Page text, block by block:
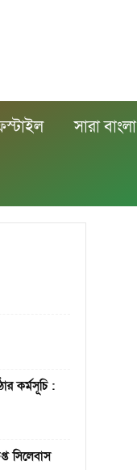
সারা বাংলা
কর্মসূচি :
সিলেবাস